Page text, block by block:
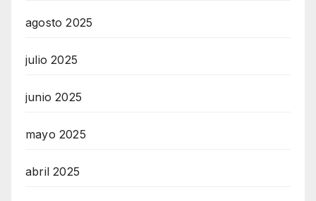
agosto 2025
julio 2025
junio 2025
mayo 2025
abril 2025